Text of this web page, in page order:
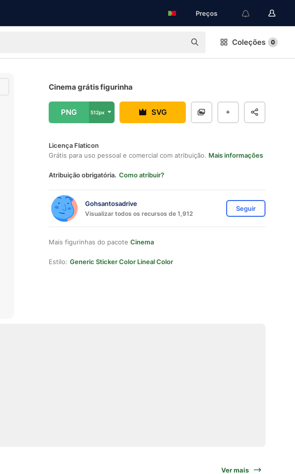
Preços
Coleções 0
Cinema grátis figurinha
PNG 512px SVG
Licença Flaticon
Grátis para uso pessoal e comercial com atribuição. Mais informações
Atribuição obrigatória. Como atribuir?
Gohsantosadrive
Visualizar todos os recursos de 1,912
Seguir
Mais figurinhas do pacote Cinema
Estilo: Generic Sticker Color Lineal Color
Ver mais